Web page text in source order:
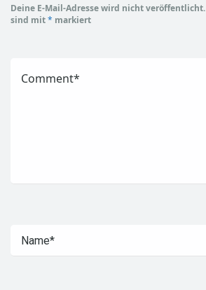
Deine E-Mail-Adresse wird nicht veröffentlicht.
sind mit* markiert